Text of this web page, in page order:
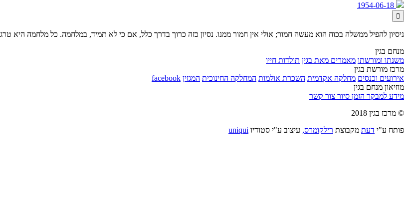

ניסיון להפיל ממשלה בכוח הוא מעשה חמור; אולי אין חמור ממנו. נסיון כזה כרוך בדרך כלל, אם כי לא תמיד, במלחמה. כל מלחמה היא
מנחם בגין
משנתו ומורשתו מאמרים מאת בגין תולדות חייו
מרכז מורשת בגין
אירועים וכנסים מחלקה אקדמית השכרת אולמות המחלקה החינוכית המגזין facebook
מוזיאון מנחם בגין
מידע למבקר הזמן סיור צור קשר
© מרכז בגין 2018
פותח ע"י דעת מקבוצת רילקומרס, עיצוב ע"י סטודיו uniqui